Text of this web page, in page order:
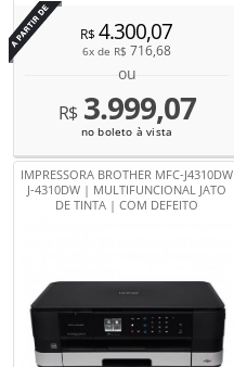
Por
R$4.300,07
6x de R$ 716,68
ou
R$3.999,07
no boleto à vista
IMPRESSORA BROTHER MFC-J4310DW
J-4310DW | MULTIFUNCIONAL JATO
DE TINTA | COM DEFEITO